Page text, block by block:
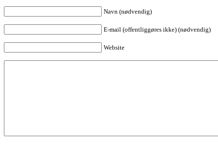
Navn (nødvendig)
E-mail (offentliggøres ikke) (nødvendig)
Website